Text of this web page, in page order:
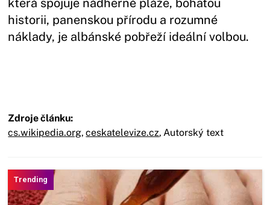
která spojuje nádherné pláže, bohatou
historii, panenskou přírodu a rozumné
náklady, je albánské pobřeží ideální volbou.
Zdroje článku:
cs.wikipedia.org, ceskatelevize.cz, Autorský text